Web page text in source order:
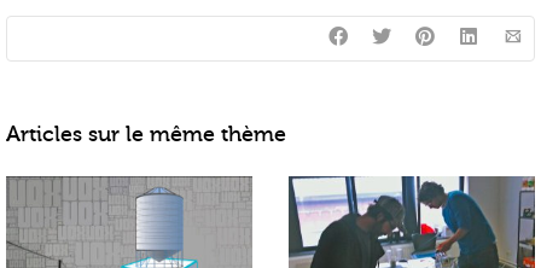
Articles sur le même thème